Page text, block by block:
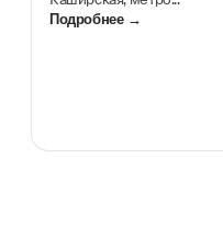
Подробнее →